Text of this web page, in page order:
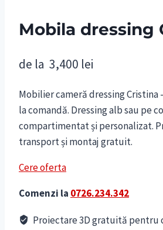
Mobila dressing
de la 3,400 lei
Mobilier cameră dressing Cristina
la comandă. Dressing alb sau pe
compartimentat și personalizat.
transport și montaj gratuit.
Cere oferta
Comenzi la 0726.234.342
Proiectare 3D gratuită pentru